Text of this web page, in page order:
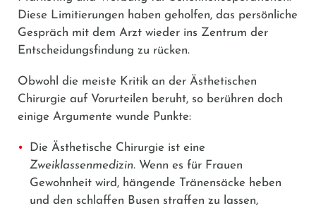
Diese Limitierungen haben geholfen, das persönliche
Gespräch mit dem Arzt wieder ins Zentrum der
Entscheidungsfindung zu rücken.
Obwohl die meiste Kritik an der Ästhetischen
Chirurgie auf Vorurteilen beruht, so berühren doch
einige Argumente wunde Punkte:
Die Ästhetische Chirurgie ist eine
Zweiklassenmedizin. Wenn es für Frauen
Gewohnheit wird, hängende Tränensäcke heben
und den schlaffen Busen straffen zu lassen,